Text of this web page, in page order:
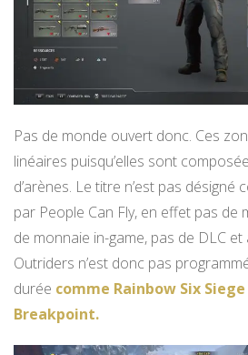
Pas de monde ouvert donc. Ces
linéaires puisqu’elles sont
d’arènes. Le titre n’est pas désigné
par People Can Fly, en effet pas de
de monnaie in-game, pas de DLC
Outriders n’est donc pas
durée comme Rainbow Six
Breakpoint.